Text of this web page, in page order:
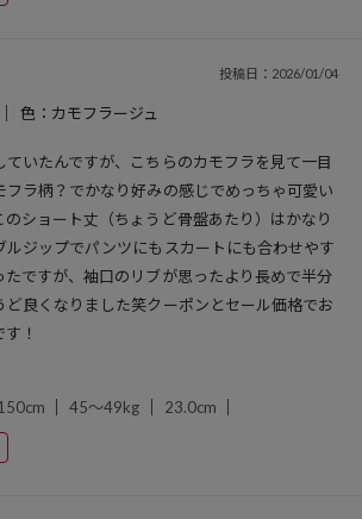
投稿日：2026/01/04
色：カモフラージュ
ていたんですが、こちらのカモフラを見て一目
フラ柄？でかなり好みの感じでめっちゃ可愛い
のショート丈（ちょうど骨盤あたり）はかなり
ルジップでパンツにもスカートにも合わせやす
たですが、袖口のリブが思ったより長めで半分
ど良くなりました笑クーポンとセール価格でお
！
45～49kg 23.0cm